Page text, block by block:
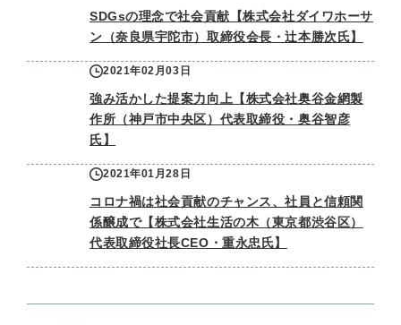
SDGsの理念で社会貢献【株式会社ダイワホーサ
ン（奈良県宇陀市）取締役会長・辻本勝次氏】
2021年02月03日
強み活かした提案力向上【株式会社奥谷金網製
作所（神戸市中央区）代表取締役・奥谷智彦
氏】
2021年01月28日
コロナ禍は社会貢献のチャンス、社員と信頼関
係醸成で【株式会社生活の木（東京都渋谷区）
代表取締役社長CEO・重永忠氏】